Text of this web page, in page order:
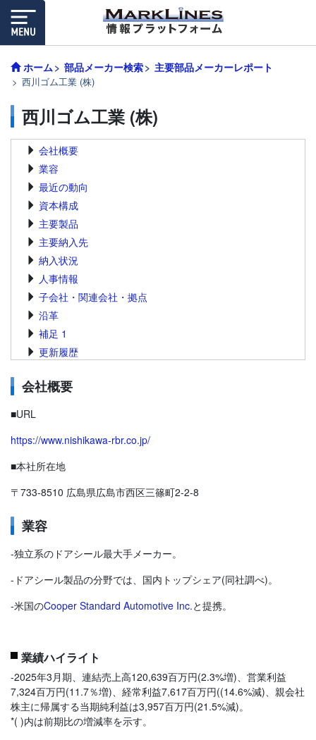
ホーム 部品メーカー検索 主要部品メーカーレポート
西川ゴム工業 (株)
西川ゴム工業 (株)
会社概要
業容
最近の動向
資本構成
主要製品
主要納入先
納入状況
人事情報
子会社・関連会社・拠点
沿革
補足 1
更新履歴
会社概要
■URL
https://www.nishikawa-rbr.co.jp/
■本社所在地
〒733-8510 広島県広島市西区三篠町2-2-8
業容
-独立系のドアシール最大手メーカー。
-ドアシール製品の分野では、国内トップシェア(同社調べ)。
-米国のCooper Standard Automotive Inc.と提携。
業績ハイライト
-2025年3月期、連結売上高120,639百万円(2.3%増)、営業利益
7,324百万円(11.7％増)、経常利益7,617百万円((14.6%減)、親会社
株主に帰属する当期純利益は3,957百万円(21.5%減)。
*( )内は前期比の増減率を示す。